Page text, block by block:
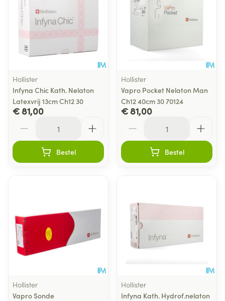
Hollister
Infyna Chic Kath. Nelaton
Latexvrij 13cm Ch12 30
€ 81,00
Bestel
Hollister
Vapro Pocket Nelaton Man
Ch12 40cm 30 70124
€ 81,00
Bestel
Hollister
Vapro Sonde
Hollister
Infyna Kath. Hydrof.nelaton